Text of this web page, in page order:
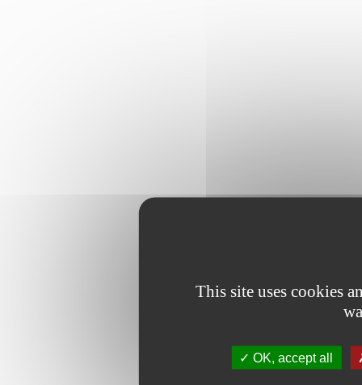
This site uses cookies
OK, accept all